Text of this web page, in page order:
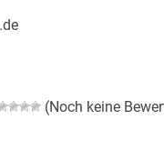
(Noch keine